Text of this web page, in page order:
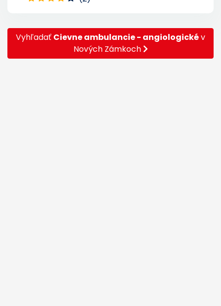
Vyhľadať Cievne ambulancie - angiologickév
Nových Zámkoch